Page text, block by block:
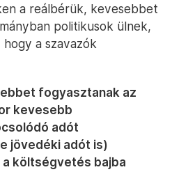
a reálbérük, kevesebbet
politikusok ülnek,
a szavazók
fogyasztanak az
kevesebb
adót
jövedéki adót is)
költségvetés bajba